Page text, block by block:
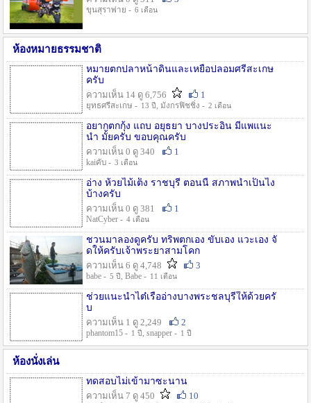
ขุนสุราพ่าย - 6 เดือน
ห้องหมายธรรมชาติ
หมายตกปลาหน้าดินและเหยื่อปลอมศรีสะเกษ
ครับ
ความเห็น 14 ดู 6,756
1
ยุทธศรีสะเกษ - 13 ปี , มังกรฟิชชิ่ง - 2 เดือน
อยากตกกุ้ง แถบ อยุธยา บางประอิน มีแพแนะ
นำ มั้ยครับ ขอบคุณครับ
ความเห็น 0 ดู 340
1
kaiคับ - 3 เดือน
อ่าง ห้วยไม้เต็ง ราชบุรี ตอนนี้ สภาพน้ำเป็นไง
บ้างครับ
ความเห็น 0 ดู 381
1
NatCyber - 4 เดือน
ชวนมาลองดูครับ ทริพตกเอง ขับเอง แวะเอง จั
ดให้ครับเจ้าพระยาสามโคก
ความเห็น 6 ดู 4,748
3
babe - 5 ปี , Babe - 11 เดือน
ช่วยแนะนำไต๋เรืออ่างบางพระชลบุรีให้ด้วยครั
บ
ความเห็น 1 ดู 2,249
2
phantom15 - 1 ปี , snapper - 1 ปี
ห้องนั่งเล่น
ทดสอบไม่เข้ามาซะนาน
ความเห็น 7 ดู 450
10